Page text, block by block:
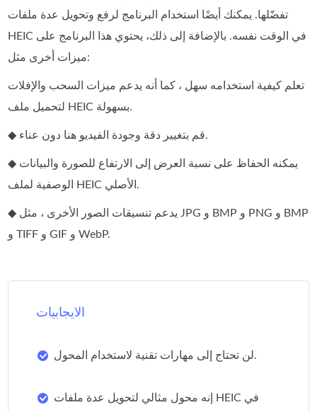
تفضّلها. يمكنك أيضًا استخدام البرنامج لرفع وتحويل عدة ملفات
HEIC في الوقت نفسه. بالإضافة إلى ذلك، يحتوي هذا البرنامج على
ميزات أخرى مثل:
تعلم كيفية استخدامه سهل ، كما أنه يدعم ميزات السحب والإفلات
لتحميل ملف HEIC بسهولة.
◆ قم بتغيير دقة وجودة الفيديو هنا دون عناء.
◆ يمكنه الحفاظ على نسبة العرض إلى الارتفاع للصورة والبيانات
الوصفية لملف HEIC الأصلي.
◆ يدعم تنسيقات الصور الأخرى ، مثل JPG و BMP و PNG و BMP
و TIFF و GIF و WebP.
الايجابيات
لن تحتاج إلى مهارات تقنية لاستخدام المحول.
إنه محول مثالي لتحويل عدة ملفات HEIC في